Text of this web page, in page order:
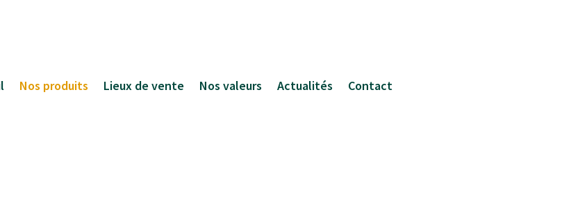
Nos produits Lieux de vente Nos valeurs Actualités Contact